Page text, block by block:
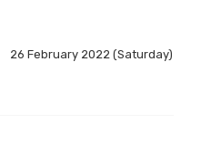
26 February 2022 (Saturday)